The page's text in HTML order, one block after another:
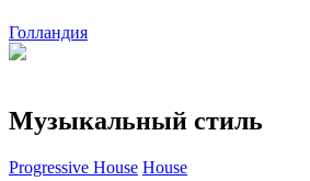
Голландия
Музыкальный стиль
Progressive House House